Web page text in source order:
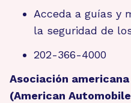
Acceda a guías y
la seguridad de
202-366-4000
Asociación
(American